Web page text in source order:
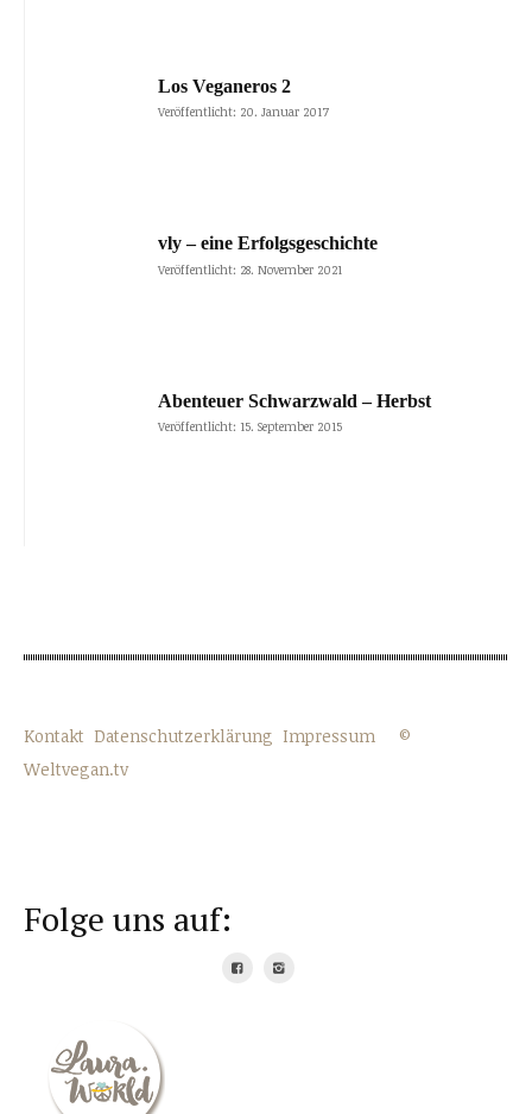
Los Veganeros 2
Veröffentlicht: 20. Januar 2017
vly – eine Erfolgsgeschichte
Veröffentlicht: 28. November 2021
Abenteuer Schwarzwald – Herbst
Veröffentlicht: 15. September 2015
Kontakt Datenschutzerklärung Impressum
©
Weltvegan.tv
Folge uns auf: